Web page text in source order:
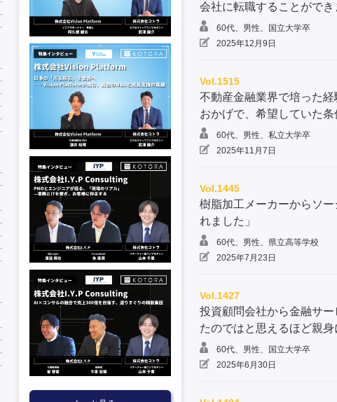
会社に転職することができ
60代、男性、国立大学卒
2025年12月9日
Vol.1515
不動産金融業界で培った
おかげで、希望していた条
60代、男性、私立大学卒
2025年11月7日
Vol.1445
樹脂加工メーカーからソ
れました」
60代、男性、県立高等学校
2025年7月23日
Vol.1427
投資顧問会社から金融サ
たのではと思えるほど親身
60代、男性、国立大学卒
2025年6月30日